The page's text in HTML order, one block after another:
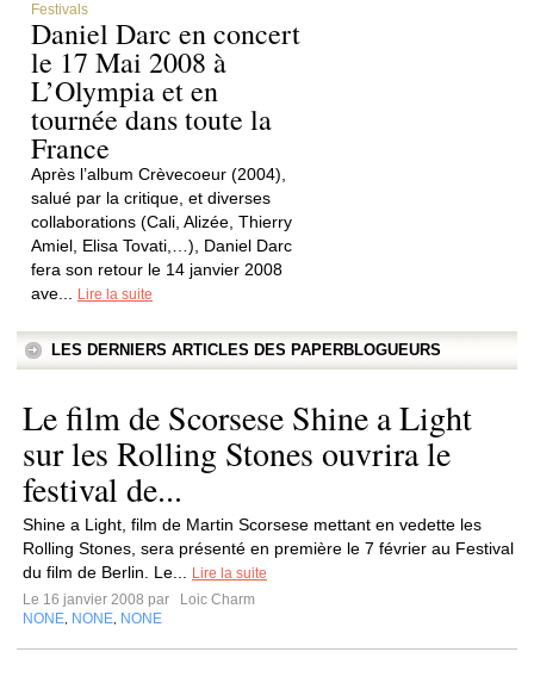
Festivals
Daniel Darc en concert
le 17 Mai 2008 à
L’Olympia et en
tournée dans toute la
France
Après l’album Crèvecoeur (2004),
salué par la critique, et diverses
collaborations (Cali, Alizée, Thierry
Amiel, Elisa Tovati,…), Daniel Darc
fera son retour le 14 janvier 2008
ave...
Lire la suite
LES DERNIERS ARTICLES DES PAPERBLOGUEURS
Le film de Scorsese Shine a Light
sur les Rolling Stones ouvrira le
festival de...
Shine a Light, film de Martin Scorsese mettant en vedette les
Rolling Stones, sera présenté en première le 7 février au Festival
du film de Berlin. Le...
Lire la suite
Le 16 janvier 2008 par
Loic Charm
NONE NONE NONE